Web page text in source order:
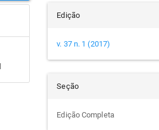
Edição
v. 37 n. 1 (2017)
Seção
Edição Completa